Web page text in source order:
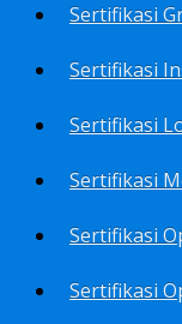
Sertifikasi
Sertifikasi
Sertifikasi
Sertifikasi